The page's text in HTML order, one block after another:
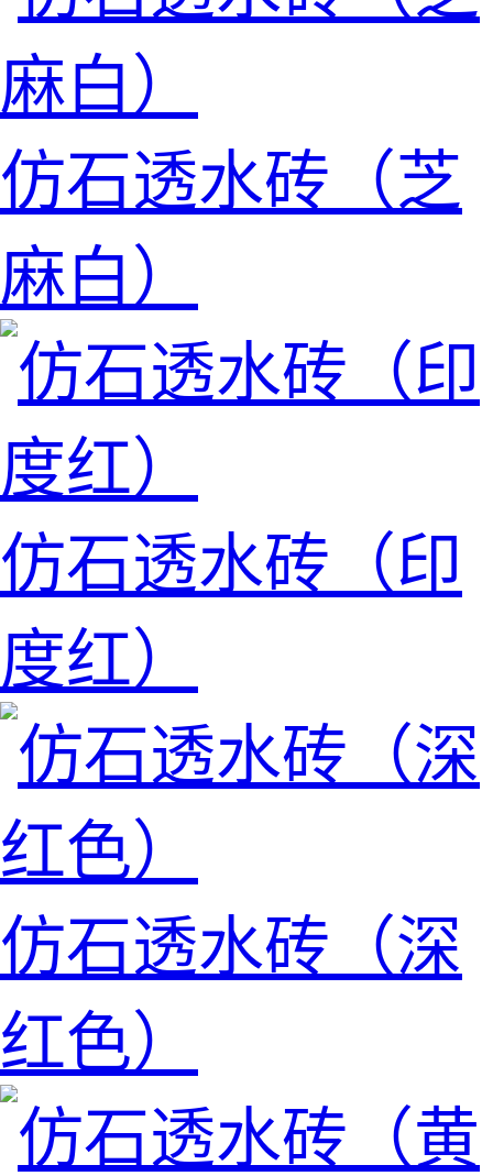
仿石透水砖（芝
麻白）
仿石透水砖（印
度红）
仿石透水砖（深
红色）